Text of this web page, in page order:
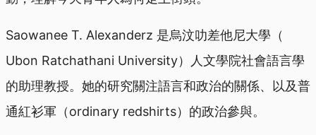
Saowanee T. Alexanderz 是烏汶叻差他尼大學（
Ubon Ratchathani University）人文學院社會語言學
的助理教授。她的研究關注語言和政治的關係、以及普
通紅衫軍（ordinary redshirts）的政治參與。